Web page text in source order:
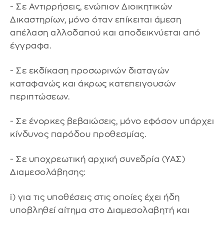
- Σε Αντιρρήσεις, ενώπιον Διοικητικών
Δικαστηρίων, μόνο όταν επίκειται άμεση
απέλαση αλλοδαπού και αποδεικνύεται από
έγγραφα.
- Σε εκδίκαση προσωρινών διαταγών
καταφανώς και άκρως κατεπειγουσών
περιπτώσεων.
- Σε ένορκες βεβαιώσεις, μόνο εφόσον υπάρχει
κίνδυνος παρόδου προθεσμίας.
- Σε υποχρεωτική αρχική συνεδρία (ΥΑΣ)
Διαμεσολάβησης:
i) για τις υποθέσεις στις οποίες έχει ήδη
υποβληθεί αίτημα στο Διαμεσολαβητή και